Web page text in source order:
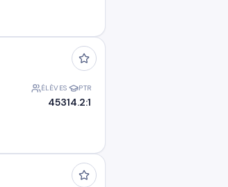
ÉLÈVES
453
PTR
14.2:1